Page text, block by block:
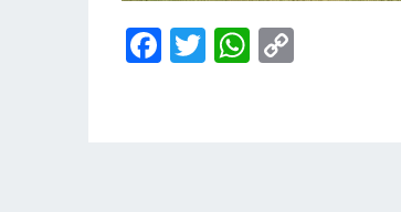
Facebook
TwitterWhatsApp
Copy